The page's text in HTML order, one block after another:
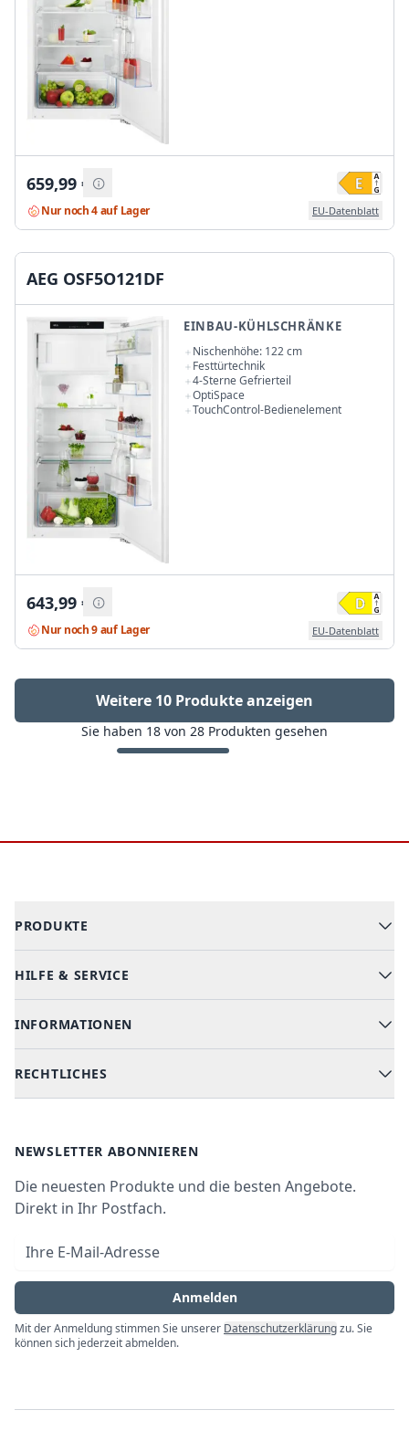
659,99 €
Nur noch 4 auf Lager EU-Datenblatt
AEG OSF5O121DF
EINBAU-KÜHLSCHRÄNKE
Nischenhöhe: 122 cm
Festtürtechnik
4-Sterne Gefrierteil
OptiSpace
TouchControl-Bedienelement
643,99 €
Nur noch 9 auf Lager EU-Datenblatt
Weitere 10 Produkte anzeigen
Sie haben 18 von 28 Produkten gesehen
PRODUKTE
Alle Kategorien
Kühlen & Gefrieren
HILFE & SERVICE
Hilfe & FAQ
INFORMATIONEN
Über uns
RECHTLICHES
Datenschutz
Widerrufsrecht
Impressum
NEWSLETTER ABONNIEREN
Die neuesten Produkte und die besten Angebote.
Direkt in Ihr Postfach.
E-Mail-Adresse
Anmelden
Mit der Anmeldung stimmen Sie unserer Datenschutzerklärungzu. Sie
können sich jederzeit abmelden.